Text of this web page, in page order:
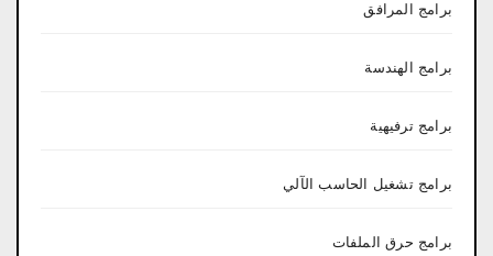
برامج المرافق
برامج الهندسة
برامج ترفيهية
برامج تشغيل الحاسب الآلي
برامج حرق الملفات